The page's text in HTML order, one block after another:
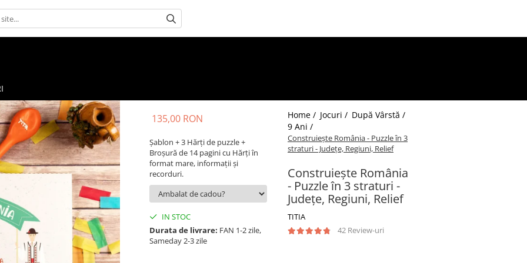
Home / Jocuri / După Vârstă /
9 Ani /
Construiește România - Puzzle în 3
straturi - Județe, Regiuni, Relief
Construiește România
- Puzzle în 3 straturi -
Județe, Regiuni, Relief
TITIA
42 Review-uri
135,00 RON
Șablon + 3 Hărți de puzzle +
Broșură de 14 pagini cu Hărți în
format mare, informații și
recorduri.
IN STOC
Durata de livrare: FAN 1-2 zile,
Sameday 2-3 zile